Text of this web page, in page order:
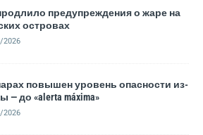
предупреждения о жаре на
островах
2026
повышен уровень опасности из-
— до «alerta máxima»
2026